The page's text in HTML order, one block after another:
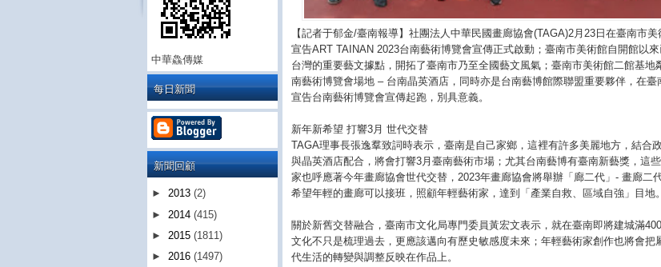
【記者于郁金/臺南報導】社團法人中華民國畫廊協會(TAGA)2月23日在臺南市
宣告ART TAINAN 2023台南藝術博覽會宣傳正式啟動；臺南市美術館自開館以
台灣的重要藝文據點，開拓了臺南市乃至全國藝文風氣；臺南市美術館二館基地
南藝術博覽會場地 – 台南晶英酒店，同時亦是台南藝博館際聯盟重要夥伴，在臺
宣告台南藝術博覽會宣傳起跑，別具意義。
新年新希望 打響3月 世代交替
TAGA理事長張逸羣致詞時表示，臺南是自己家鄉，這裡有許多美麗地方，結合政
與晶英酒店配合，將會打響3月臺南藝術市場；尤其台南藝博有臺南新藝獎，這
家也呼應著今年畫廊協會世代交替，2023年畫廊協會將舉辦「廊二代」- 畫廊二
希望年輕的畫廊可以接班，照顧年輕藝術家，達到「產業自救、區域自強」目地。
關於新舊交替融合，臺南市文化局專門委員黃宏文表示，就在臺南即將建城滿400
文化不只是梳理過去，更應該邁向有歷史敏感度未來；年輕藝術家創作也將會把
代生活的轉變與調整反映在作品上。
中華鱻傳媒
每日新聞
新聞回顧
► 2013 (2)
► 2014 (415)
► 2015 (1811)
► 2016 (1497)